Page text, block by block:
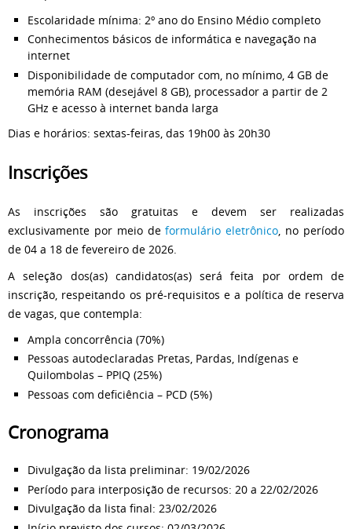
Escolaridade mínima: 2º ano do Ensino Médio completo
Conhecimentos básicos de informática e navegação na
internet
Disponibilidade de computador com, no mínimo, 4 GB de
memória RAM (desejável 8 GB), processador a partir de 2
GHz e acesso à internet banda larga
Dias e horários: sextas-feiras, das 19h00 às 20h30
Inscrições
As inscrições são gratuitas e devem ser realizadas
exclusivamente por meio deformulário eletrônico , no período
de 04 a 18 de fevereiro de 2026.
A seleção dos(as) candidatos(as) será feita por ordem de
inscrição, respeitando os pré-requisitos e a política de reserva
de vagas, que contempla:
Ampla concorrência (70%)
Pessoas autodeclaradas Pretas, Pardas, Indígenas e
Quilombolas – PPIQ (25%)
Pessoas com deficiência – PCD (5%)
Cronograma
Divulgação da lista preliminar: 19/02/2026
Período para interposição de recursos: 20 a 22/02/2026
Divulgação da lista final: 23/02/2026